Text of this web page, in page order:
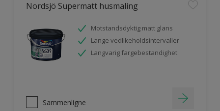
Nordsjö Supermatt husmaling
Motstandsdyktig matt glans
Lange vedlikeholdsintervaller
Langvarig fargebestandighet
Sammenligne